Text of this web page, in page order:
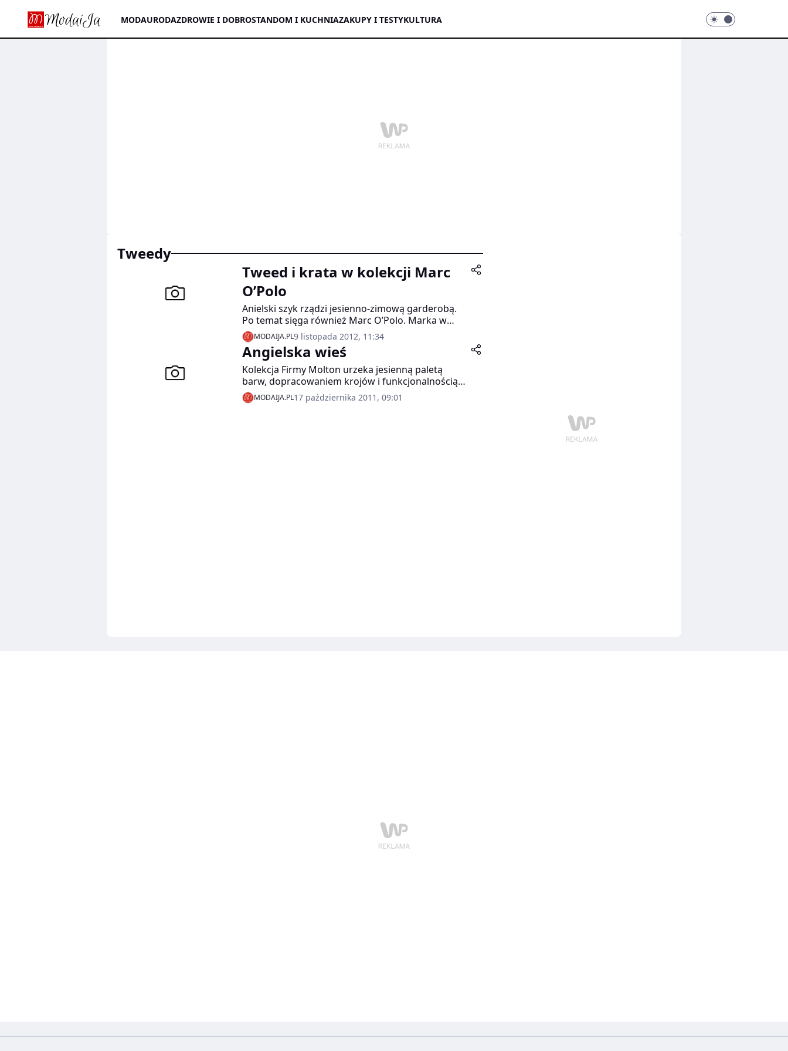
MODAURODAZDROWIE I DOBROSTANDOM I KUCHNIAZAKUPY I TESTYKULTURA
tweedy
Tweed i krata w kolekcji Marc
O’Polo
Anielski szyk rządzi jesienno-zimową garderobą.
Po temat sięga również Marc O’Polo. Marka w
swojej aktualnej kolekcji eleganckie kraty i ciepły
tweed proponuje na żakietach, spodniach,
układanych spódnicach i płaszczach.
MODAIJA.PL9 listopada 2012, 11:34
Angielska wieś
Kolekcja Firmy Molton urzeka jesienną paletą
barw, dopracowaniem krojów i funkcjonalnością
wzorów.
MODAIJA.PL17 października 2011, 09:01